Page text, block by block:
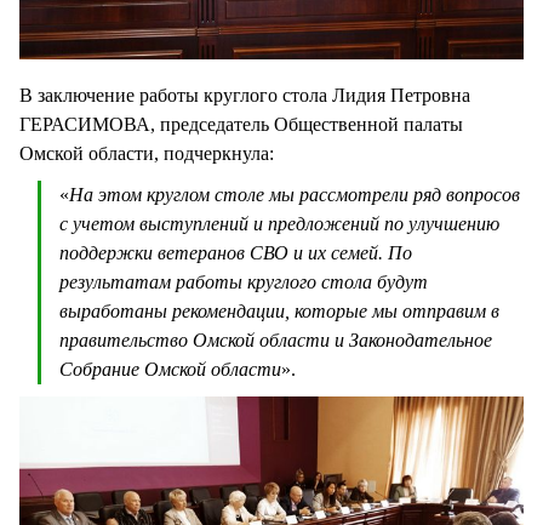
В заключение работы круглого стола Лидия Петровна
ГЕРАСИМОВА, председатель Общественной палаты
Омской области, подчеркнула:
«На этом круглом столе мы рассмотрели ряд вопросов
с учетом выступлений и предложений по улучшению
поддержки ветеранов СВО и их семей. По
результатам работы круглого стола будут
выработаны рекомендации, которые мы отправим в
правительство Омской области и Законодательное
Собрание Омской области».